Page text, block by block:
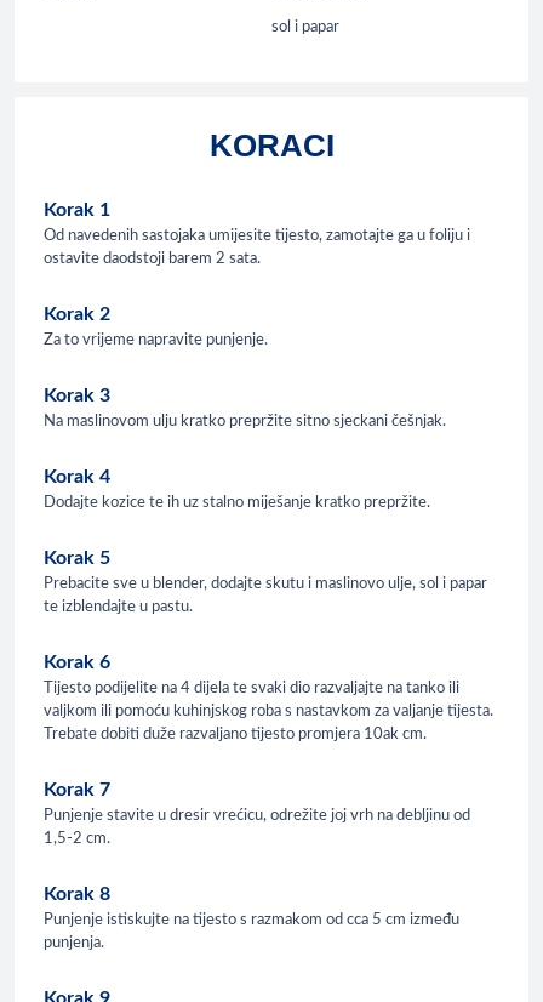
sol i papar
KORACI
Korak 1
Od navedenih sastojaka umijesite tijesto, zamotajte ga u foliju i
ostavite daodstoji barem 2 sata.
Korak 2
Za to vrijeme napravite punjenje.
Korak 3
Na maslinovom ulju kratko prepržite sitno sjeckani češnjak.
Korak 4
Dodajte kozice te ih uz stalno miješanje kratko prepržite.
Korak 5
Prebacite sve u blender, dodajte skutu i maslinovo ulje, sol i papar
te izblendajte u pastu.
Korak 6
Tijesto podijelite na 4 dijela te svaki dio razvaljajte na tanko ili
valjkom ili pomoću kuhinjskog roba s nastavkom za valjanje tijesta.
Trebate dobiti duže razvaljano tijesto promjera 10ak cm.
Korak 7
Punjenje stavite u dresir vrećicu, odrežite joj vrh na debljinu od
1,5-2 cm.
Korak 8
Punjenje istiskujte na tijesto s razmakom od cca 5 cm između
punjenja.